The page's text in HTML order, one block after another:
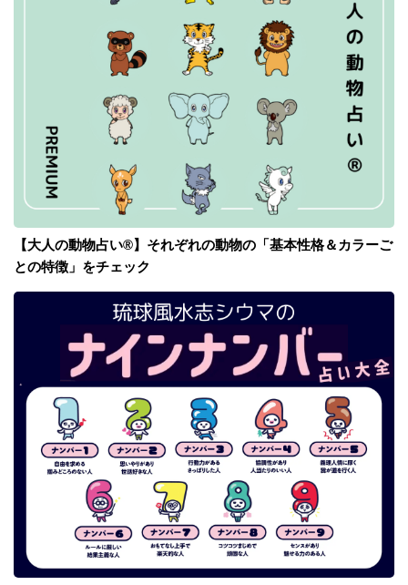
【大人の動物占い®】それぞれの動物の「基本性格＆カラーご
との特徴」をチェック